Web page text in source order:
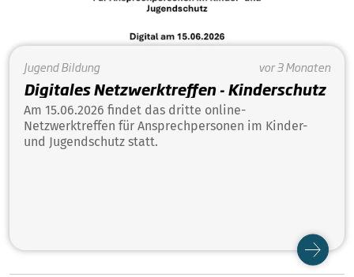
JugendBildung vor 3 Monaten
Digitales Netzwerktreffen - Kinderschutz
Am 15.06.2026 findet das dritte online-
Netzwerktreffen für Ansprechpersonen im Kinder-
und Jugendschutz statt.